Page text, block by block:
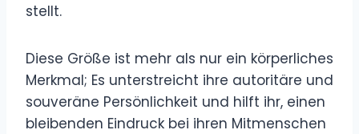
stellt.
Diese Größe ist mehr als nur ein körperliches
Merkmal; Es unterstreicht ihre autoritäre und
souveräne Persönlichkeit und hilft ihr, einen
bleibenden Eindruck bei ihren Mitmenschen